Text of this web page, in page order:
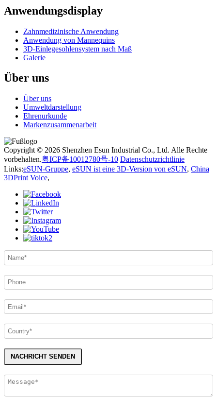
Anwendungsdisplay
Zahnmedizinische Anwendung
Anwendung von Mannequins
3D-Einlegesohlensystem nach Maß
Galerie
Über uns
Über uns
Umweltdarstellung
Ehrenurkunde
Markenzusammenarbeit
Copyright © 2026 Shenzhen Esun Industrial Co., Ltd. Alle Rechte
vorbehalten.粤ICP备10012780号-10 Datenschutzrichtlinie
Links:eSUN-Gruppe, eSUN ist eine 3D-Version von eSUN, China
3DPrint Voice,
NACHRICHT SENDEN